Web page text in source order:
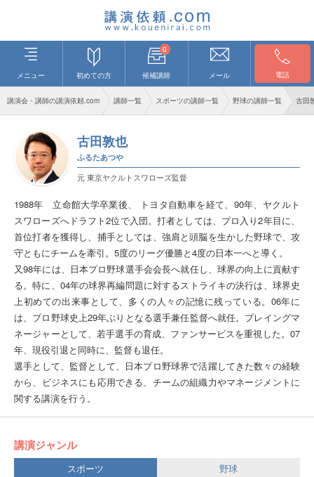
メニュー 初めての方
0
候補講師 メール 電話
講演会・講師の講演依頼.com 講師一覧 スポーツの講師一覧 野球の講師一覧 古田
古田敦也
ふるたあつや
元 東京ヤクルトスワローズ監督
1988年 立命館大学卒業後、 トヨタ自動車を経て、90年、ヤクルト
スワローズへドラフト2位で入団。打者としては、プロ入り2年目に、
首位打者を獲得し、捕手としては、強肩と頭脳を生かした野球で、攻
守ともにチームを牽引。5度のリーグ優勝と4度の日本一へと導く。
又98年には、日本プロ野球選手会会長へ就任し、球界の向上に貢献す
る。特に、04年の球界再編問題に対するストライキの決行は、球界史
上初めての出来事として、多くの人々の記憶に残っている。06年に
は、プロ野球史上29年ぶりとなる選手兼任監督へ就任。プレイングマ
ネージャーとして、若手選手の育成、ファンサービスを重視した。07
年、現役引退と同時に、監督も退任。
選手として、監督として、日本プロ野球界で活躍してきた数々の経験
から、ビジネスにも応用できる、チームの組織力やマネージメントに
関する講演を行う。
講演ジャンル
スポーツ
野球